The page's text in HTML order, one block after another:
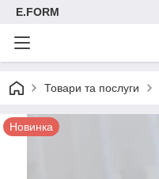
E.FORM
Товари та послуги
Новинка